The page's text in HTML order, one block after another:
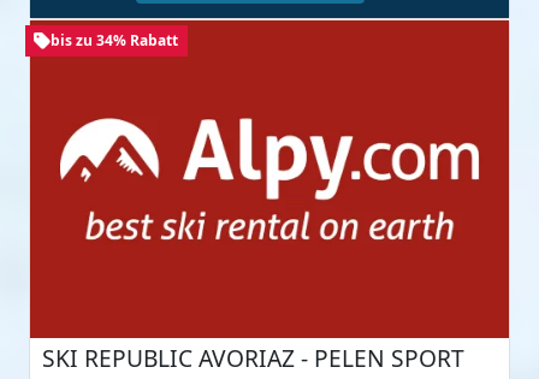
bis zu 34% Rabatt
SKI REPUBLIC AVORIAZ - PELEN SPORT